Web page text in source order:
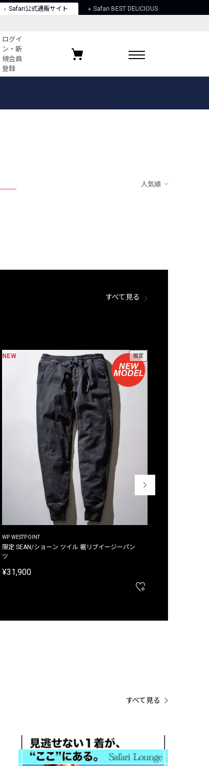
Safari公式通販サイト Safari BEST DELICIOUS
ログイ
ン・新
規会員
登録
お気に入りブランド
人気順
すべて見る
NEW 限定
WP WESTPOINT
限定 SEAN/ショーン ツイル 裾リブイージーパン
ツ
¥31,900
すべて見る